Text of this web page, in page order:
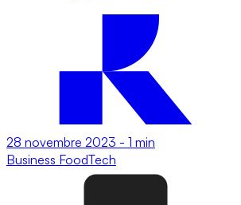
28 novembre 2023 - 1 min
Business FoodTech